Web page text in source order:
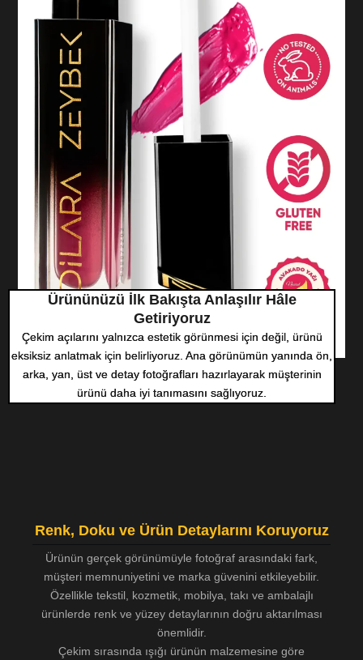
Ürününüzü İlk Bakışta Anlaşılır Hâle
Getiriyoruz
Çekim açılarını yalnızca estetik görünmesi için değil, ürünü
eksiksiz anlatmak için belirliyoruz. Ana görünümün yanında ön,
arka, yan, üst ve detay fotoğrafları hazırlayarak müşterinin
ürünü daha iyi tanımasını sağlıyoruz.
Renk, Doku ve Ürün Detaylarını Koruyoruz
Ürünün gerçek görünümüyle fotoğraf arasındaki fark,
müşteri memnuniyetini ve marka güvenini etkileyebilir.
Özellikle tekstil, kozmetik, mobilya, takı ve ambalajlı
ürünlerde renk ve yüzey detaylarının doğru aktarılması
önemlidir.
Çekim sırasında ışığı ürünün malzemesine göre